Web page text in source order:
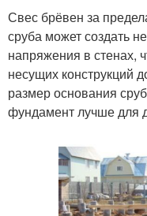
Свес брёвен за
сруба может создать
напряжения в стенах,
несущих конструкций
размер основания
фундамент лучше для